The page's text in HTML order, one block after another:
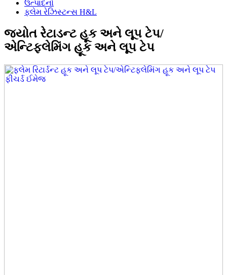
ઉત્પાદનો
ફ્લેમ રેઝિસ્ટન્સ H&L
જ્યોત રેટાડન્ટ હૂક અને લૂપ ટેપ/
એન્ટિફ્લેમિંગ હૂક અને લૂપ ટેપ